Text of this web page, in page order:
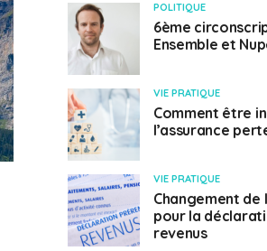
POLITIQUE
6ème
Ensemble et
VIE PRATIQUE
Comment être
l’assurance
VIE PRATIQUE
Changement de
pour la
revenus